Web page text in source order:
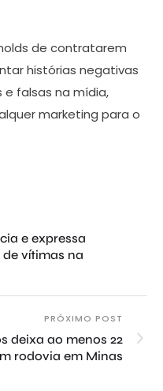
de contratarem
histórias negativas
falsas na mídia,
marketing para o
e expressa
vítimas na
PRÓXIMO POST
deixa ao menos 22
rodovia em Minas